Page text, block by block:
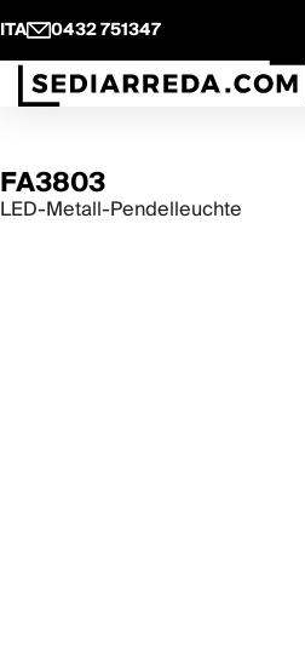
ITA 0432 751347
FA3803
LED-Metall-Pendelleuchte